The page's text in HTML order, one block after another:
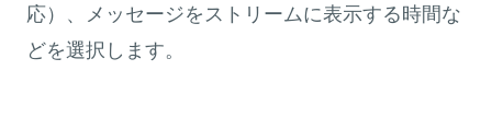
応）、メッセージをストリームに表示する時間な
どを選択します。